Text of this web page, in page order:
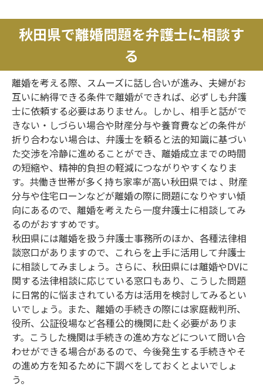
秋田県で離婚問題を弁護士に相談す
る
離婚を考える際、スムーズに話し合いが進み、夫婦がお
互いに納得できる条件で離婚ができれば、必ずしも弁護
士に依頼する必要はありません。しかし、相手と話がで
きない・しづらい場合や財産分与や養育費などの条件が
折り合わない場合は、弁護士を頼ると法的知識に基づい
た交渉を冷静に進めることができ、離婚成立までの時間
の短縮や、精神的負担の軽減につながりやすくなりま
す。共働き世帯が多く持ち家率が高い秋田県では 、財産
分与や住宅ローンなどが離婚の際に問題になりやすい傾
向にあるので、離婚を考えたら一度弁護士に相談してみ
るのがおすすめです。
秋田県には離婚を扱う弁護士事務所のほか、各種法律相
談窓口がありますので、これらを上手に活用して弁護士
に相談してみましょう。さらに、秋田県には離婚やDVに
関する法律相談に応じている窓口もあり、こうした問題
に日常的に悩まされている方は活用を検討してみるとい
いでしょう。また、離婚の手続きの際には家庭裁判所、
役所、公証役場など各種公的機関に赴く必要がありま
す。こうした機関は手続きの進め方などについて問い合
わせができる場合があるので、今後発生する手続きやそ
の進め方を知るために下調べをしておくとよいでしょ
う。